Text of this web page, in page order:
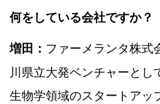
何をしている会社ですか？
増田： ファーメランタ株式
川県立大発ベンチャーとし
生物学領域のスタートアッ